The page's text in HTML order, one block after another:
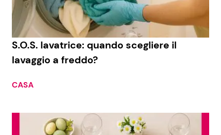
S.O.S. lavatrice: quando scegliere il
lavaggio a freddo?
CASA